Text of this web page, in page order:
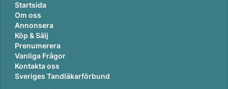
Startsida
Om oss
Annonsera
Köp & Sälj
Prenumerera
Vanliga Frågor
Kontakta oss
Sveriges Tandläkarförbund